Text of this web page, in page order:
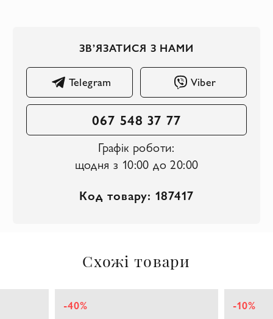
ЗВ’ЯЗАТИСЯ З НАМИ
Telegram Viber
067 548 37 77
Графік роботи:
щодня з 10:00 до 20:00
Код товару: 187417
Схожі товари
-10% -50%